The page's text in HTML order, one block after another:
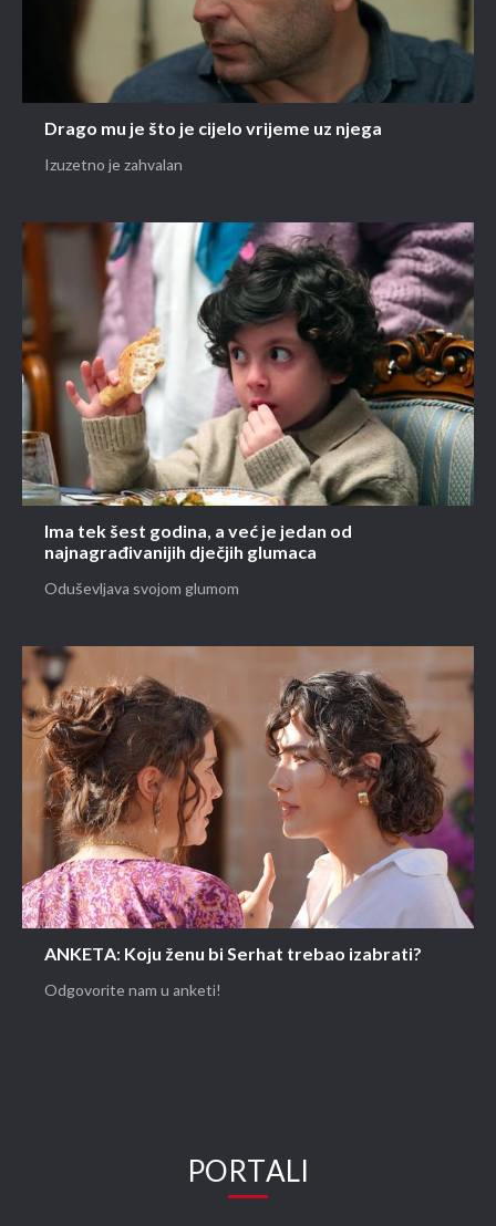
Drago mu je što je cijelo vrijeme uz njega
Izuzetno je zahvalan
Ima tek šest godina, a već je jedan od
najnagrađivanijih dječjih glumaca
Oduševljava svojom glumom
ANKETA: Koju ženu bi Serhat trebao izabrati?
Odgovorite nam u anketi!
PORTALI